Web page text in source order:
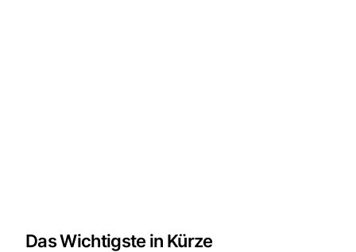
Das Wichtigste in Kürze